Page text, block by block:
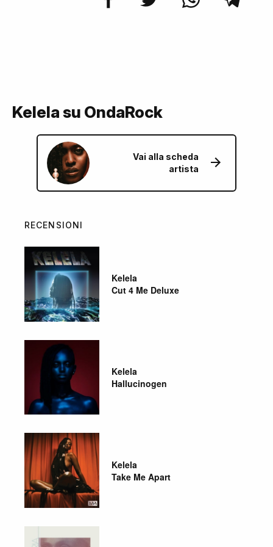
Kelela su OndaRock
Vai alla scheda
artista
RECENSIONI
Kelela
Cut 4 Me Deluxe
Kelela
Hallucinogen
Kelela
Take Me Apart